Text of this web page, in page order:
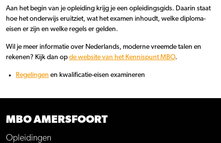
Aan het begin van je opleiding krijg je een opleidingsgids. Daarin staat
hoe het onderwijs eruitziet, wat het examen inhoudt, welke diploma-
eisen er zijn en welke regels er gelden.
Wil je meer informatie over Nederlands, moderne vreemde talen en
rekenen? Kijk dan op de website van het Kennispunt MBO.
Regelingen en kwalificatie-eisen examineren
MBO AMERSFOORT
Opleidingen